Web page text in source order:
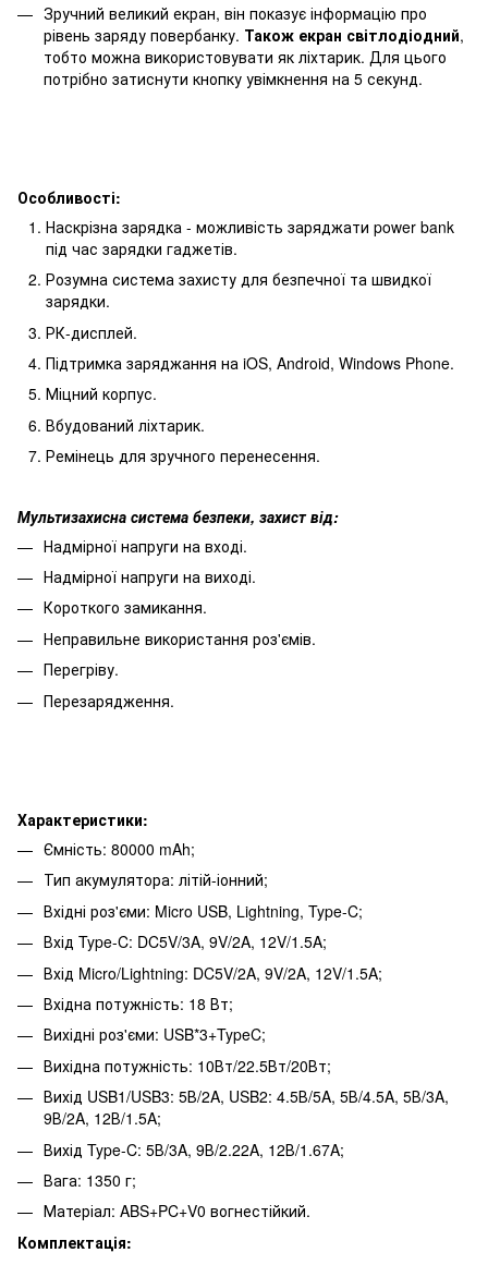
Зручний великий екран, він показує інформацію про
рівень заряду повербанку. Також екран світлодіодний,
тобто можна використовувати як ліхтарик. Для цього
потрібно затиснути кнопку увімкнення на 5 секунд.
Особливості:
Наскрізна зарядка - можливість заряджати power bank
під час зарядки гаджетів.
Розумна система захисту для безпечної та швидкої
зарядки.
РК-дисплей.
Підтримка заряджання на iOS, Android, Windows Phone.
Міцний корпус.
Вбудований ліхтарик.
Ремінець для зручного перенесення.
Мультизахисна система безпеки, захист від:
Надмірної напруги на вході.
Надмірної напруги на виході.
Короткого замикання.
Неправильне використання роз'ємів.
Перегріву.
Перезарядження.
Характеристики:
Ємність: 80000 mAh;
Тип акумулятора: літій-іонний;
Вхідні роз'єми: Micro USB, Lightning, Type-C;
Вхід Type-C: DC5V/3A, 9V/2A, 12V/1.5A;
Вхід Micro/Lightning: DC5V/2A, 9V/2A, 12V/1.5A;
Вхідна потужність: 18 Вт;
Вихідні роз'єми: USB*3+TypeC;
Вихідна потужність: 10Вт/22.5Вт/20Вт;
Вихід USB1/USB3: 5В/2A, USB2: 4.5В/5A, 5В/4.5A, 5В/3A,
9В/2A, 12В/1.5A;
Вихід Type-C: 5В/3A, 9В/2.22A, 12В/1.67A;
Вага: 1350 г;
Матеріал: ABS+PC+V0 вогнестійкий.
Комплектація: